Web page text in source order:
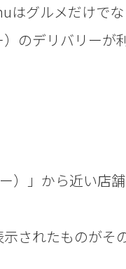
はグルメだけで
のデリバリーが
）」から近い店
されたものがそ